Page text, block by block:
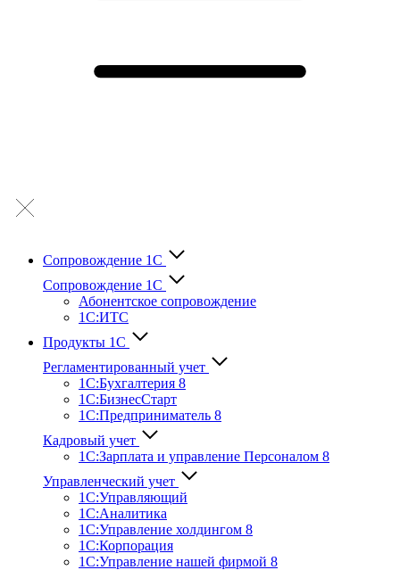
Сопровождение 1С
Сопровождение 1С
Абонентское сопровождение
1С:ИТС
Продукты 1С
Регламентированный учет
1C:Бухгалтерия 8
1С:БизнесСтарт
1C:Предприниматель 8
Кадровый учет
1С:Зарплата и управление Персона­лом 8
Управленческий учет
1С:Управляющий
1С:Аналитика
1С:Управление холдингом 8
1С:Корпорация
1С:Управление нашей фирмой 8